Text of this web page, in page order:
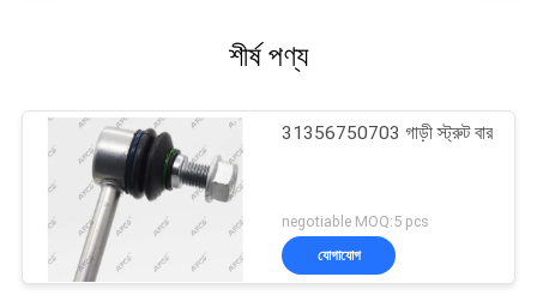
শীর্ষ পণ্য
31356750703 গাড়ী স্ট্রুট বার
negotiable MOQ:5 pcs
যোগাযোগ